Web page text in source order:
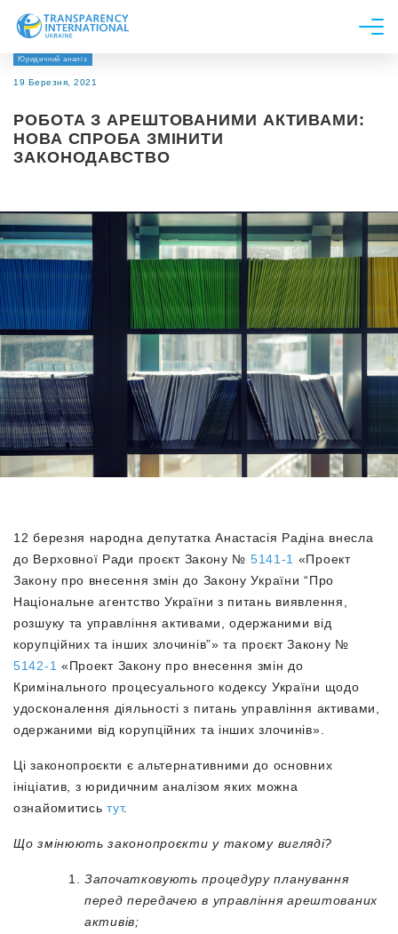
Про нас
Дослідження
Напрями роботи
Юридичний аналіз
19 Березня, 2021
РОБОТА З АРЕШТОВАНИМИ АКТИВАМИ:
НОВА СПРОБА ЗМІНИТИ
ЗАКОНОДАВСТВО
12 березня народна депутатка Анастасія Радіна внесла
до Верховної Ради проєкт Закону № 5141-1 «Проект
Закону про внесення змін до Закону України “Про
Національне агентство України з питань виявлення,
розшуку та управління активами, одержаними від
корупційних та інших злочинів”» та проєкт Закону №
5142-1 «Проект Закону про внесення змін до
Кримінального процесуального кодексу України щодо
удосконалення діяльності з питань управління активами,
одержаними від корупційних та інших злочинів».
Ці законопроєкти є альтернативними до основних
ініціатив, з юридичним аналізом яких можна
ознайомитисьтут.
Що змінюють законопроєкти у такому вигляді?
Започатковують процедуру планування
перед передачею в управління арештованих
активів;